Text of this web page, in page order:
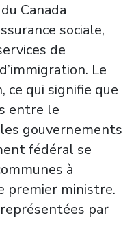
Canada
sociale,
de
Le
ce qui signifie que
entre le
gouvernements
fédéral se
à
premier ministre.
par